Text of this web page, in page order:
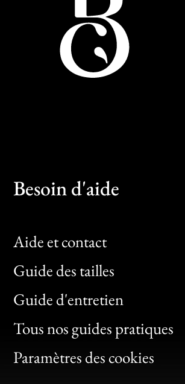
Besoin d'aide
Aide et contact
Guide des tailles
Guide d'entretien
Tous nos guides pratiques
Paramètres des cookies